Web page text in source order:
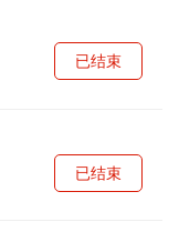
已结束
已结束